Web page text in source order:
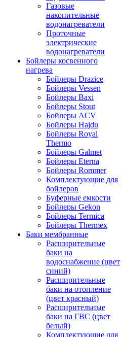
Газовые
накопительные
водонагреватели
Проточные
электрические
водонагреватели
Бойлеры косвенного
нагрева
Бойлеры Drazice
Бойлеры Vessen
Бойлеры Baxi
Бойлеры Stout
Бойлеры ACV
Бойлеры Hajdu
Бойлеры Royal
Thermo
Бойлеры Galmet
Бойлеры Eterna
Бойлеры Rommer
Комплектующие для
бойлеров
Буферные емкости
Бойлеры Gekon
Бойлеры Termica
Бойлеры Thermex
Баки мембранные
Расширительные
баки на
водоснабжение (цвет
синий)
Расширительные
баки на отопление
(цвет красный)
Расширительные
баки на ГВС (цвет
белый)
Комплектующие для